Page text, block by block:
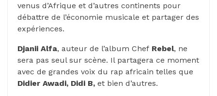
venus d’Afrique et d’autres continents pour
débattre de l’économie musicale et partager des
expériences.
Djanii Alfa, auteur de l’album Chef Rebel, ne
sera pas seul sur scène. Il partagera ce moment
avec de grandes voix du rap africain telles que
Didier Awadi, Didi B, et bien d’autres.